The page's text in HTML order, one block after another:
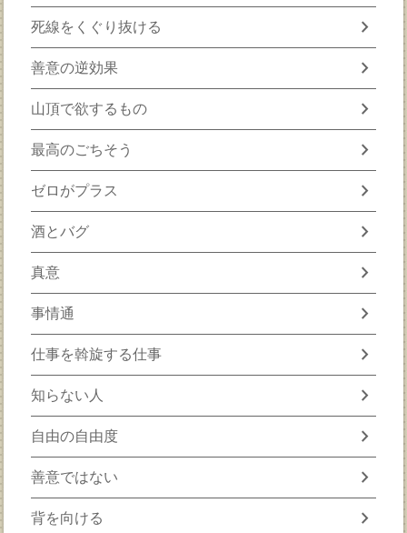
死線をくぐり抜ける chevron_right
善意の逆効果 chevron_right
山頂で欲するもの chevron_right
最高のごちそう chevron_right
ゼロがプラス chevron_right
酒とバグ chevron_right
真意 chevron_right
事情通 chevron_right
仕事を斡旋する仕事 chevron_right
知らない人 chevron_right
自由の自由度 chevron_right
善意ではない chevron_right
背を向ける chevron_right